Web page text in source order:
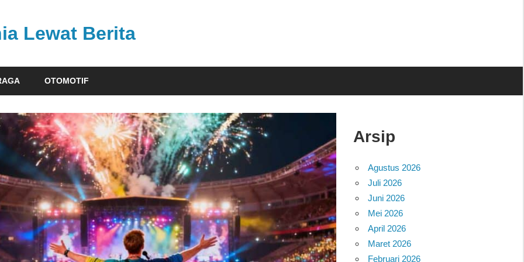
Lewat Berita
OTOMOTIF
Arsip
Agustus 2026
Juli 2026
Juni 2026
Mei 2026
April 2026
Maret 2026
Februari 2026